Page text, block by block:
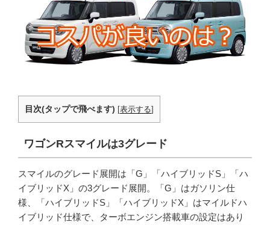
目次(タップで飛べます) [表示する]
ワゴンRスマイルは3グレード
スマイルのグレード展開は「G」「ハイブリッドS」「ハ
イブリッドX」の3グレード展開。「G」はガソリン仕
様、「ハイブリッドS」「ハイブリッドX」はマイルドハ
イブリッド仕様で、ターボエンジン搭載車の設定はあり